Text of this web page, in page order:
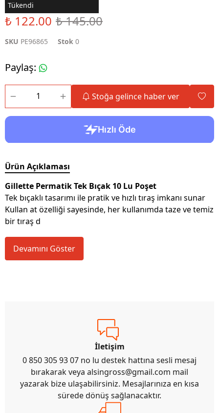
Tükendi
₺ 122.00 ₺ 145.00
SKU PE96865 Stok 0
Paylaş:
Stoğa gelince haber ver
Ürün Açıklaması
Gillette Permatik Tek Bıçak 10 Lu Poşet
Tek bıçaklı tasarımı ile pratik ve hızlı tıraş imkanı sunar
Kullan at özelliği sayesinde, her kullanımda taze ve temiz
bir tıraş d
Devamını Göster
İletişim
0 850 305 93 07 no lu destek hattına sesli mesaj
bırakarak veya alsingross@gmail.com mail
yazarak bize ulaşabilirsiniz. Mesajlarınıza en kısa
sürede dönüş sağlanacaktır.